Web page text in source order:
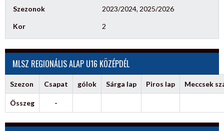
Szezonok 2023/2024, 2025/2026
Kor 2
MLSZ REGIONÁLIS ALAP U16 KÖZÉPDÉL
Szezon Csapat gólok Sárga lap Piros lap Meccsek
Összeg -